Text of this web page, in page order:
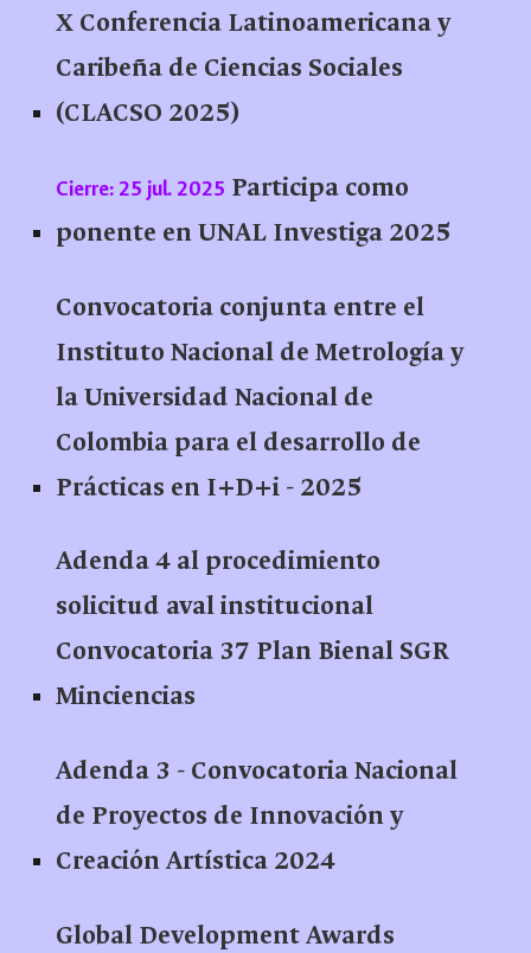
X Conferencia Latinoamericana y
Caribeña de Ciencias Sociales
(CLACSO 2025)
Cierre: 25 jul. 2025 Participa como
ponente en UNAL Investiga 2025
Convocatoria conjunta entre el
Instituto Nacional de Metrología y
la Universidad Nacional de
Colombia para el desarrollo de
Prácticas en I+D+i - 2025
Adenda 4 al procedimiento
solicitud aval institucional
Convocatoria 37 Plan Bienal SGR
Minciencias
Adenda 3 - Convocatoria Nacional
de Proyectos de Innovación y
Creación Artística 2024
Global Development Awards